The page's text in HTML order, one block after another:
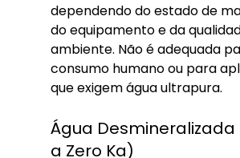
dependendo do estado de
do equipamento e da
ambiente. Não é adequada
consumo humano ou para
que exigem água ultrapura.
Água
a Zero Ka)